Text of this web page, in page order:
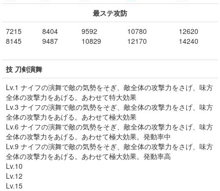
最ステ攻防
7215
8145
8404
9487
9592
10829
10780
12170
12620
14240
技 刀剣演舞
Lv.1 ナイフの演舞で敵の気勢をそぎ、敵全体の攻撃力をさげ、味方
全体の攻撃力をあげる。あわせて特大効果
Lv.3 ナイフの演舞で敵の気勢をそぎ、敵全体の攻撃力をさげ、味方
全体の攻撃力をあげる。あわせて極大効果
Lv.6 ナイフの演舞で敵の気勢をそぎ、敵全体の攻撃力をさげ、味方
全体の攻撃力をあげる。あわせて極大効果。発動率中
Lv.9 ナイフの演舞で敵の気勢をそぎ、敵全体の攻撃力をさげ、味方
全体の攻撃力をあげる。あわせて極大効果。発動率高
Lv.10
Lv.12
Lv.15